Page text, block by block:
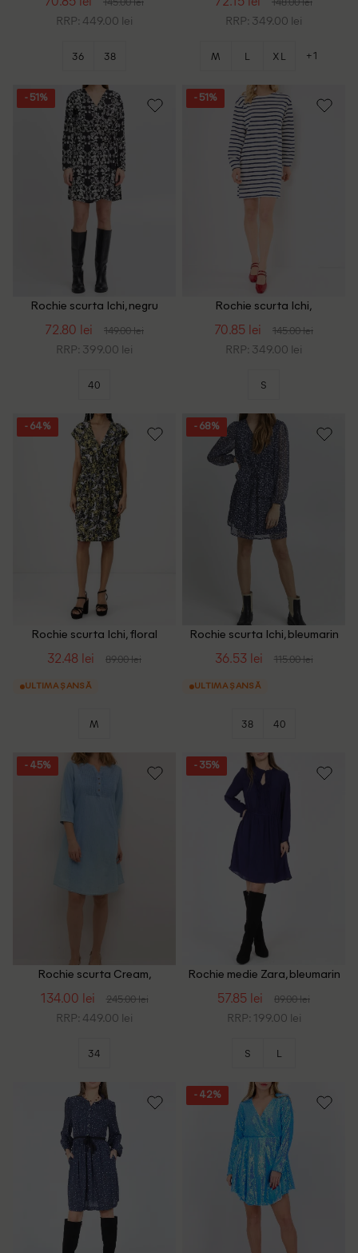
RRP: 449.00 lei
36 38
RRP: 349.00 lei
M L XL +1
- 51%
Rochie scurta Ichi, negru
72.80 lei 149.00 lei
RRP: 399.00 lei
40
- 51%
Rochie scurta Ichi,
70.85 lei 145.00 lei
RRP: 349.00 lei
S
- 64%
Rochie scurta Ichi, floral
32.48 lei 89.00 lei
ULTIMA ȘANSĂ
M
- 68%
Rochie scurta Ichi, bleumarin
36.53 lei 115.00 lei
ULTIMA ȘANSĂ
38 40
- 45%
Rochie scurta Cream,
134.00 lei 245.00 lei
RRP: 449.00 lei
34
- 35%
Rochie medie Zara, bleumarin
57.85 lei 89.00 lei
RRP: 199.00 lei
S L
- 42%